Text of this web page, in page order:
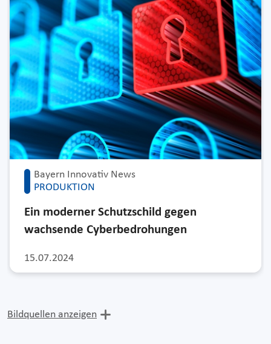
Bayern Innovativ News
PRODUKTION
15.07.2024
Ein moderner Schutzschild gegen
wachsende Cyberbedrohungen
Bildquellen anzeigen